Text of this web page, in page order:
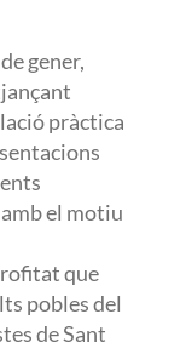
gener,
pràctica
el motiu
que
pobles del
de Sant